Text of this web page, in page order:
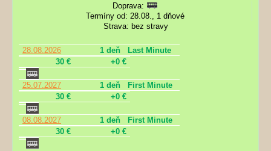
Doprava:
Termíny od: 28.08., 1 dňové
Strava: bez stravy
28.08.2026 1 deň
Last Minute
30 €
+0 €
25.07.2027 1 deň
First Minute
30 €
+0 €
08.08.2027 1 deň
First Minute
30 €
+0 €